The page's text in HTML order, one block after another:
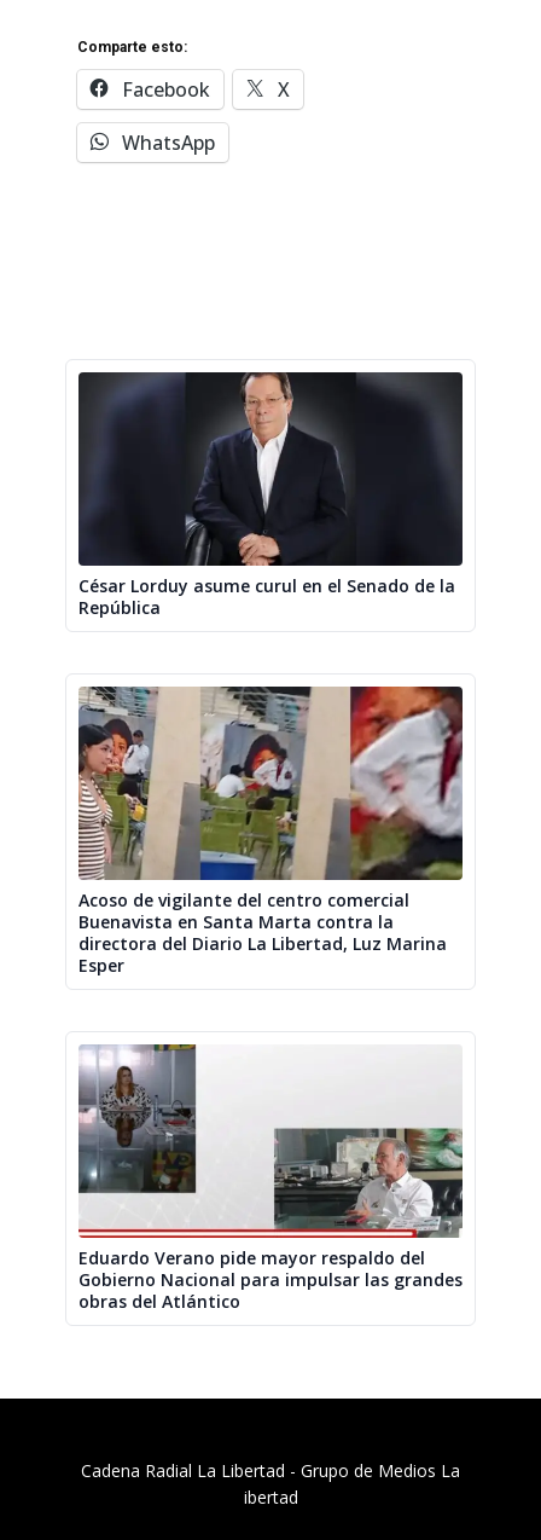
Comparte esto:
Facebook
X
WhatsApp
César Lorduy asume curul en el Senado de la
República
Acoso de vigilante del centro comercial
Buenavista en Santa Marta contra la
directora del Diario La Libertad, Luz Marina
Esper
Eduardo Verano pide mayor respaldo del
Gobierno Nacional para impulsar las grandes
obras del Atlántico
Cadena Radial La Libertad​ - Grupo de Medios La
ibertad